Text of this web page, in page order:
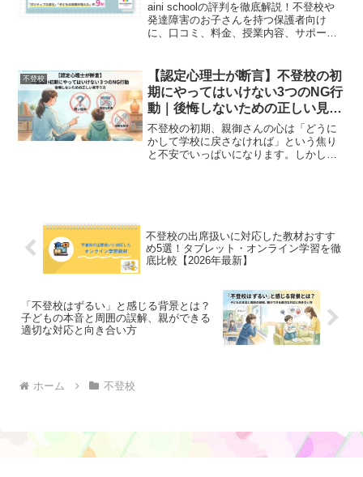
aini schoolの評判を徹底解説！不登校や
発達障害のお子さんを持つ保護者向け
に、口コミ、料金、授業内容、サポート
schoolのメリット・デメリット、他社比
較まで網羅し、本当に合うか検討できる
記事です。
不登校
【認定心理士が断言】不登校の初
期にやってはいけない3つのNG行
動｜後悔しないための正しい見守
り方
不登校の初期、親御さんの心は「どうに
かして学校に戻さなければ」という焦り
と不安でいっぱいになります。しかし、
不登校の出席扱いに対応した教材おすす
め5選！タブレット・オンライン学習を徹
底比較【2026年最新】
「不登校はずるい」と感じる背景とは？
子どもの本音と周囲の誤解、親ができる
適切な対応と向き合い方
ホーム 不登校